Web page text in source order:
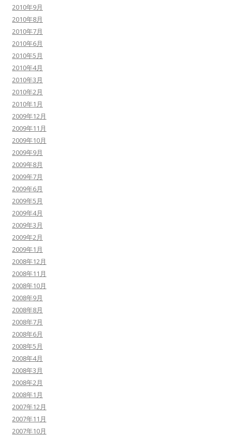
2010年9月
2010年8月
2010年7月
2010年6月
2010年5月
2010年4月
2010年3月
2010年2月
2010年1月
2009年12月
2009年11月
2009年10月
2009年9月
2009年8月
2009年7月
2009年6月
2009年5月
2009年4月
2009年3月
2009年2月
2009年1月
2008年12月
2008年11月
2008年10月
2008年9月
2008年8月
2008年7月
2008年6月
2008年5月
2008年4月
2008年3月
2008年2月
2008年1月
2007年12月
2007年11月
2007年10月